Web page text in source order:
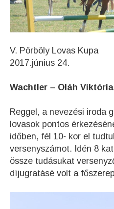
V. Pörböly Lovas Kupa
2017.június 24.
Wachtler – Oláh
Reggel, a nevezési iroda
lovasok pontos
időben, fél 10- kor el
versenyszámot. Idén 8
össze tudásukat
díjugratásé volt a